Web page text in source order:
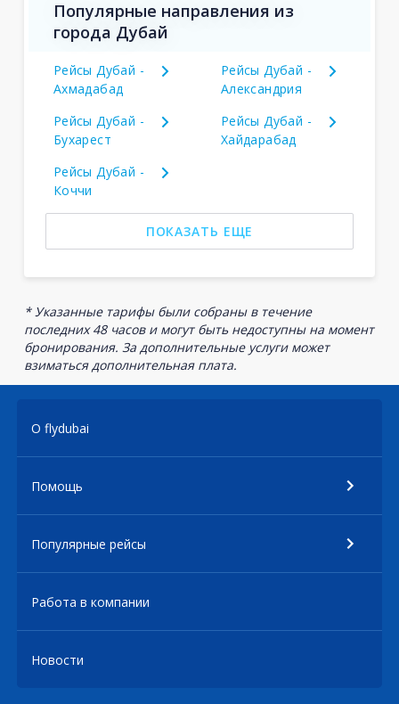
Популярные направления из
города Дубай
Рейсы Дубай -
Ахмадабад
Рейсы Дубай -
Александрия
Рейсы Дубай -
Бухарест
Рейсы Дубай -
Хайдарабад
Рейсы Дубай -
Коччи
ПОКАЗАТЬ ЕЩЕ
* Указанные тарифы были собраны в течение
последних 48 часов и могут быть недоступны на момент
бронирования. За дополнительные услуги может
взиматься дополнительная плата.
О flydubai
Помощь
Популярные рейсы
Работа в компании
Новости